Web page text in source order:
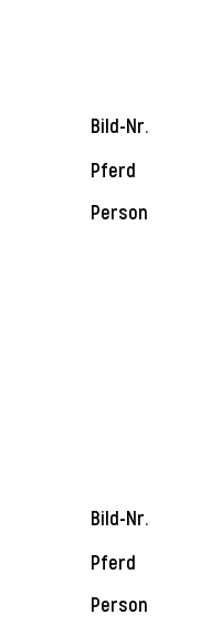
Bild-Nr.
Pferd
Person
Bild-Nr.
Pferd
Person